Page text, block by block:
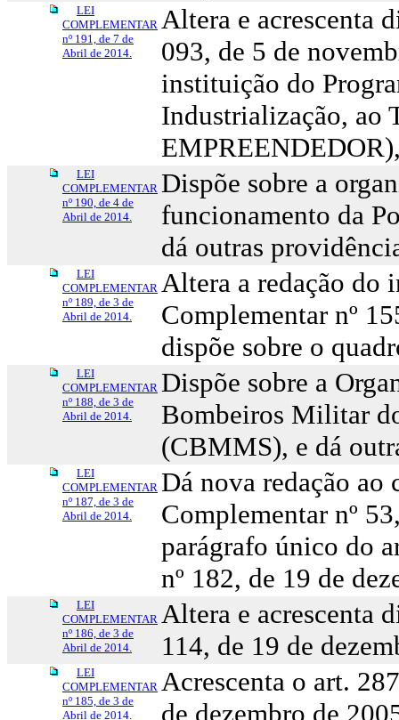
LEI
COMPLEMENTAR
nº 191, de 7 de
Abril de 2014.
Altera e acrescenta
093, de 5 de
instituição do
Industrialização, ao
LEI
COMPLEMENTAR
nº 190, de 4 de
Abril de 2014.
Dispõe sobre a
funcionamento da
dá outras
LEI
COMPLEMENTAR
nº 189, de 3 de
Abril de 2014.
Altera a redação do
Complementar nº
dispõe sobre o
LEI
COMPLEMENTAR
nº 188, de 3 de
Abril de 2014.
Dispõe sobre a
Bombeiros Militar
(CBMMS), e dá
LEI
COMPLEMENTAR
nº 187, de 3 de
Abril de 2014.
Dá nova redação
Complementar nº
parágrafo único do
nº 182, de 19 de
LEI
COMPLEMENTAR
nº 186, de 3 de
Abril de 2014.
Altera e acrescenta
114, de 19 de
LEI
COMPLEMENTAR
nº 185, de 3 de
Abril de 2014.
Acrescenta o art.
de dezembro de